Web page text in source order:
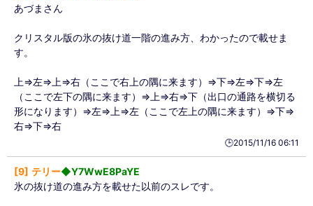
あづまさん
クリスタル版の氷の抜け道一階の進み方、わかったので載せま
す。
上⇒左⇒上⇒右（ここで右上の隅に来ます）⇒下⇒左⇒下⇒左
（ここで左下の隅に来ます）⇒上⇒右⇒下（出口の通路を横切る
形になります）⇒左⇒上⇒左（ここで左上の隅に来ます）⇒下⇒
右⇒下⇒右
🕒️2015/11/16 06:11
9 テリー◆Y7WwE8PaYE
氷の抜け道の進み方を載せた以前のスレです。